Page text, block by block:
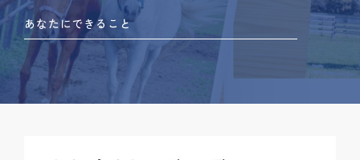
あなたにできること